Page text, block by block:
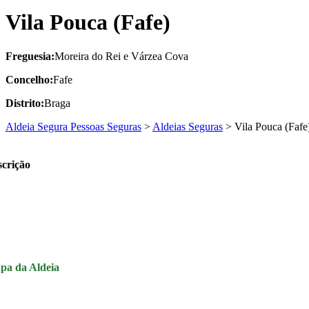
Vila Pouca (Fafe)
Freguesia:Moreira do Rei e Várzea Cova
Concelho:Fafe
Distrito:Braga
Aldeia Segura Pessoas Seguras > Aldeias Seguras > Vila Pouca
da Aldeia